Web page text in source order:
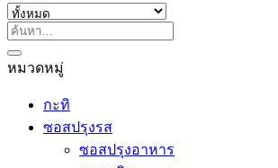
ค้นหา:
หมวดหมู่
กะทิ
ซอสปรุงรส
ซอสปรุงอาหาร